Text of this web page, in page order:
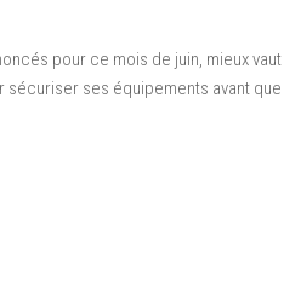
pour ce mois de juin, mieux vaut
ses équipements avant que